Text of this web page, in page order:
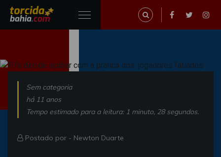
Sem categoria
há 11 anos
Tempo estimado para a leitura: 1 minuto, 28 segundos.
Postado por - Newton Duarte